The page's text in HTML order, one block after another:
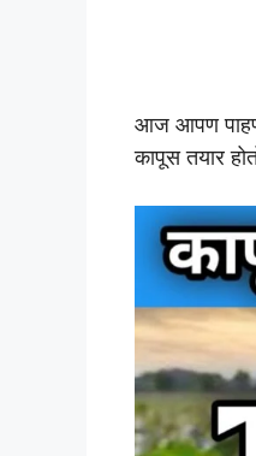
आज आपण
कापूस तयार